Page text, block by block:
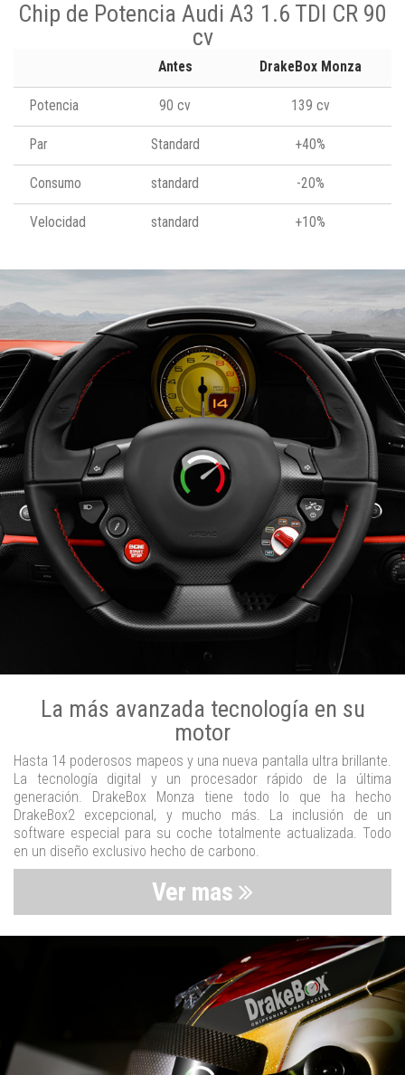
Chip de Potencia Audi A3 1.6 TDI CR 90
cv
Antes DrakeBox Monza
Potencia 90 cv 139 cv
Par Standard +40%
Consumo standard -20%
Velocidad standard +10%
La más avanzada tecnología en su
motor
Hasta 14 poderosos mapeos y una nueva pantalla ultra brillante.
La tecnología digital y un procesador rápido de la última
generación. DrakeBox Monza tiene todo lo que ha hecho
DrakeBox2 excepcional, y mucho más. La inclusión de un
software especial para su coche totalmente actualizada. Todo
en un diseño exclusivo hecho de carbono.
Ver mas